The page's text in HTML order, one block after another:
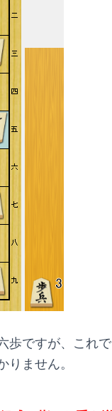
歩ですが、これで
ません。